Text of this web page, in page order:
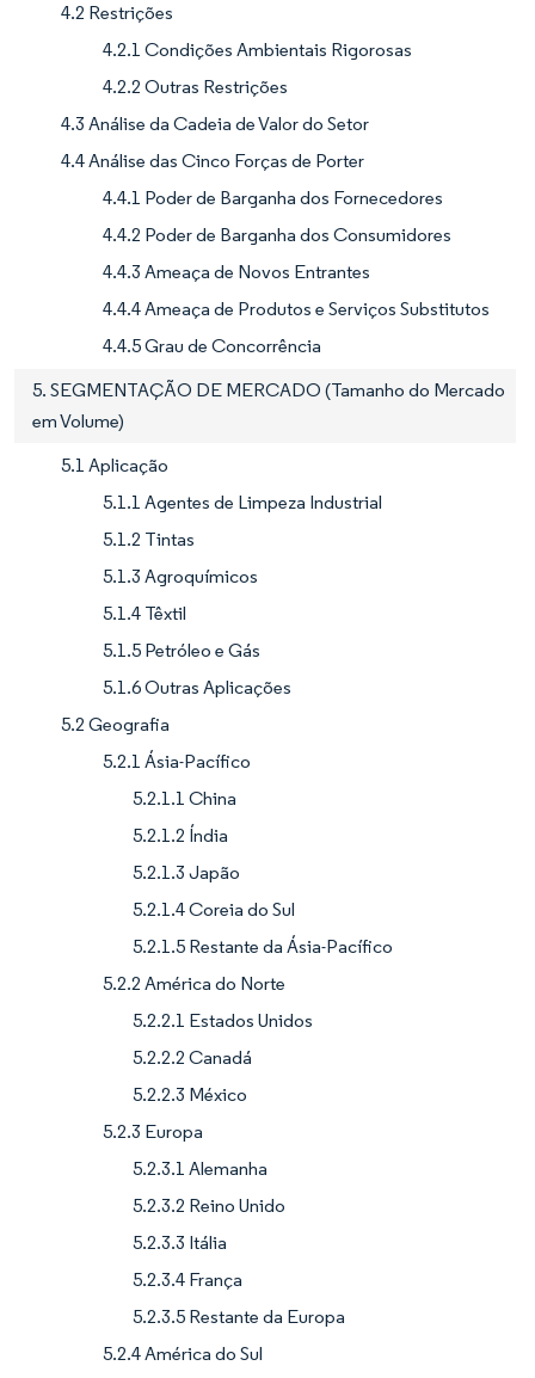
4.2 Restrições
4.2.1 Condições Ambientais Rigorosas
4.2.2 Outras Restrições
4.3 Análise da Cadeia de Valor do Setor
4.4 Análise das Cinco Forças de Porter
4.4.1 Poder de Barganha dos Fornecedores
4.4.2 Poder de Barganha dos Consumidores
4.4.3 Ameaça de Novos Entrantes
4.4.4 Ameaça de Produtos e Serviços Substitutos
4.4.5 Grau de Concorrência
5. SEGMENTAÇÃO DE MERCADO (Tamanho do Mercado
em Volume)
5.1 Aplicação
5.1.1 Agentes de Limpeza Industrial
5.1.2 Tintas
5.1.3 Agroquímicos
5.1.4 Têxtil
5.1.5 Petróleo e Gás
5.1.6 Outras Aplicações
5.2 Geografia
5.2.1 Ásia-Pacífico
5.2.1.1 China
5.2.1.2 Índia
5.2.1.3 Japão
5.2.1.4 Coreia do Sul
5.2.1.5 Restante da Ásia-Pacífico
5.2.2 América do Norte
5.2.2.1 Estados Unidos
5.2.2.2 Canadá
5.2.2.3 México
5.2.3 Europa
5.2.3.1 Alemanha
5.2.3.2 Reino Unido
5.2.3.3 Itália
5.2.3.4 França
5.2.3.5 Restante da Europa
5.2.4 América do Sul